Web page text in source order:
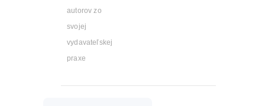
autorov zo
svojej
vydavateľskej
praxe